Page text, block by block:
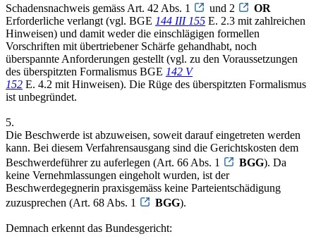
Schadensnachweis gemäss Art. 42 Abs. 1
und 2
OR
Erforderliche verlangt (vgl. BGE 144 III 155 E. 2.3 mit zahlreichen
Hinweisen) und damit weder die einschlägigen formellen
Vorschriften mit übertriebener Schärfe gehandhabt, noch
überspannte Anforderungen gestellt (vgl. zu den Voraussetzungen
des überspitzten Formalismus BGE 142 V
152 E. 4.2 mit Hinweisen). Die Rüge des überspitzten Formalismus
ist unbegründet.
5.
Die Beschwerde ist abzuweisen, soweit darauf eingetreten werden
kann. Bei diesem Verfahrensausgang sind die Gerichtskosten dem
Beschwerdeführer zu auferlegen (Art. 66 Abs. 1
BGG). Da
keine Vernehmlassungen eingeholt wurden, ist der
Beschwerdegegnerin praxisgemäss keine Parteientschädigung
zuzusprechen (Art. 68 Abs. 1
BGG).
Demnach erkennt das Bundesgericht: